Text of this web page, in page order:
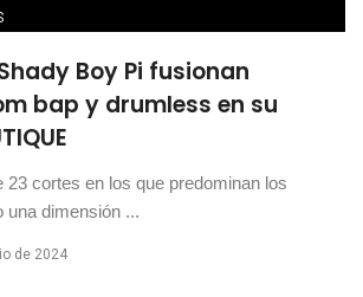
Boy Pi fusionan
bap y drumless en su
23 cortes en los que predominan los
una dimensión ...
de 2024